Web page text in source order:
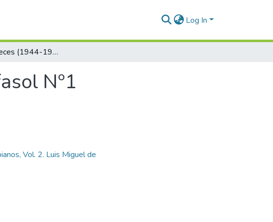
Log In
5. Pequeñeces (1944-1945) Dorremifasol Nº1
Nº1
Vol. 2. Luis Miguel de